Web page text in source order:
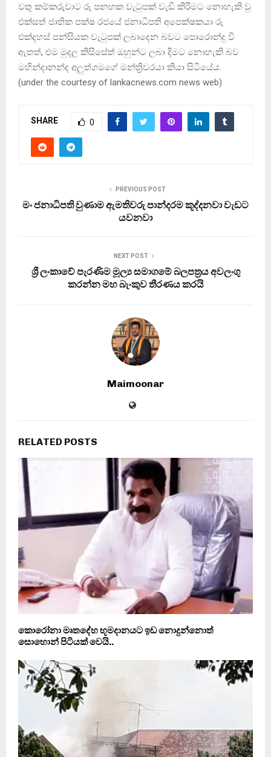
වතු කම්කරුවාට රු පනහක වැටුපක් වැඩි කිරිමට නොහැකි වු
එක්සත් ජාතික පක්ෂ රජයේ ජනාධිපති අපෙක්ෂකයා රු
එක්දහස් පන්සියක වැටුපක් ලබාදෙන බවට පොරොන්දු වි
ඇතත්, එම මුදල කිසිසේත් ඔහුන්ට ලබා දිමට නොහැකි බව
මහින්දානන්ද අලුත්ගමගේ මන්ත්‍රිවරයා කියා සිටියේය.
(under the courtesy of lankacnews.com news web)
SHARE 0
PREVIOUS POST
මං ජනාධිපති වුණාම ඇමතිවරු පාන්දරම කූද්දනවා වැඩට
යවනවා
NEXT POST
ශ්‍රී ලංකාවේ පැරණිම මූල්‍ය සමාගමේ බලපත්‍රය අවලංගු
කරන්න මහ බැංකුව තීරණය කරයි
Maimoonar
RELATED POSTS
කොරෝනා මෘතදේහ භූමදානයට ඉඩ නොදුන්නොත්
සොහොන් පිටියක් වෙයි..